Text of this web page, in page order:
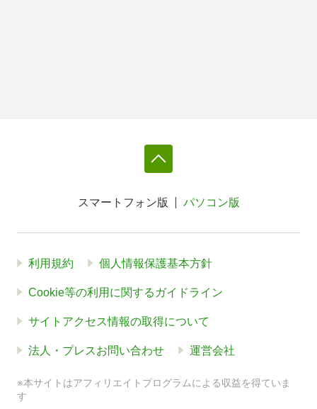
スマートフォン版 パソコン版
利用規約 個人情報保護基本方針
Cookie等の利用に関するガイドライン
サイトアクセス情報の取得について
法人・プレスお問い合わせ 運営会社
※本サイトはアフィリエイトプログラムによる収益を得ていま
す